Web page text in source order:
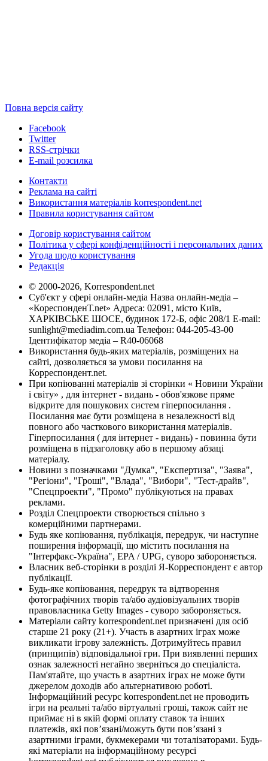
Повна версія сайту
Facebook
Twitter
RSS-стрічки
E-mail розсилка
Контакти
Реклама на сайті
Використання матеріалів korrespondent.net
Правила користування сайтом
Договір користування сайтом
Політика у сфері конфіденційності і персональних даних
Угода щодо користування
Редакція
© 2000-2026, Korrespondent.net
Суб'єкт у сфері онлайн-медіа Назва онлайн-медіа –
«КореспонденТ.net» Адреса: 02091, місто Київ,
ХАРКІВСЬКЕ ШОСЕ, будинок 172-Б, офіс 208/1 E-mail:
sunlight@mediadim.com.ua Телефон: 044-205-43-00
Ідентифікатор медіа – R40-06068
Використання будь-яких матеріалів, розміщених на
сайті, дозволяється за умови посилання на
Корреспондент.net.
При копіюванні матеріалів зі сторінки « Новини України
і світу» , для інтернет - видань - обов'язкове пряме
відкрите для пошукових систем гіперпосилання .
Посилання має бути розміщена в незалежності від
повного або часткового використання матеріалів.
Гіперпосилання ( для інтернет - видань) - повинна бути
розміщена в підзаголовку або в першому абзаці
матеріалу.
Новини з позначками "Думка", "Експертиза", "Заява",
"Регіони", "Гроші", "Влада", "Вибори", "Тест-драйв",
"Спецпроекти", "Промо" публікуються на правах
реклами.
Розділ Спецпроекти створюється спільно з
комерційними партнерами.
Будь яке копіювання, публікація, передрук, чи наступне
поширення інформації, що містить посилання на
"Інтерфакс-Україна", EPA / UPG, суворо забороняється.
Власник веб-сторінки в розділі Я-Корреспондент є автор
публікації.
Будь-яке копіювання, передрук та відтворення
фотографічних творів та/або аудіовізуальних творів
правовласника Getty Images - суворо забороняється.
Матеріали сайту korrespondent.net призначені для осіб
старше 21 року (21+). Участь в азартних іграх може
викликати ігрову залежність. Дотримуйтесь правил
(принципів) відповідальної гри. При виявленні перших
ознак залежності негайно зверніться до спеціаліста.
Пам'ятайте, що участь в азартних іграх не може бути
джерелом доходів або альтернативою роботі.
Інформаційний ресурс korrespondent.net не проводить
ігри на реальні та/або віртуальні гроші, також сайт не
приймає ні в якій формі оплату ставок та інших
платежів, які пов’язані/можуть бути пов’язані з
азартними іграми, букмекерами чи тоталізаторами. Будь-
які матеріали на інформаційному ресурсі